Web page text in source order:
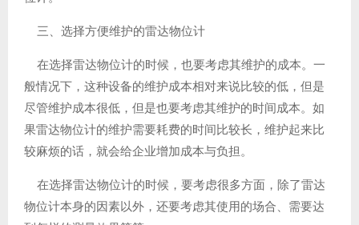
三、选择方便维护的雷达物位计
在选择雷达物位计的时候，也要考虑其维护的成本。一
般情况下，这种设备的维护成本相对来说比较的低，但是
尽管维护成本很低，但是也要考虑其维护的时间成本。如
果雷达物位计的维护需要耗费的时间比较长，维护起来比
较麻烦的话，就会给企业增加成本与负担。
在选择雷达物位计的时候，要考虑很多方面，除了雷达
物位计本身的因素以外，还要考虑其使用的场合、需要达